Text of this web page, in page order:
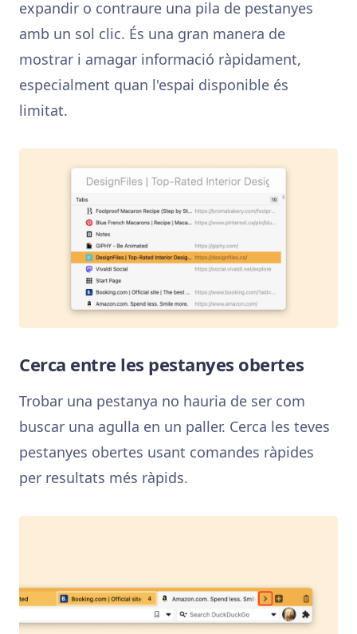
expandir o contraure una pila de pestanyes
amb un sol clic. És una gran manera de
mostrar i amagar informació ràpidament,
especialment quan l'espai disponible és
limitat.
Cerca entre les pestanyes obertes
Trobar una pestanya no hauria de ser com
buscar una agulla en un paller. Cerca les teves
pestanyes obertes usant comandes ràpides
per resultats més ràpids.